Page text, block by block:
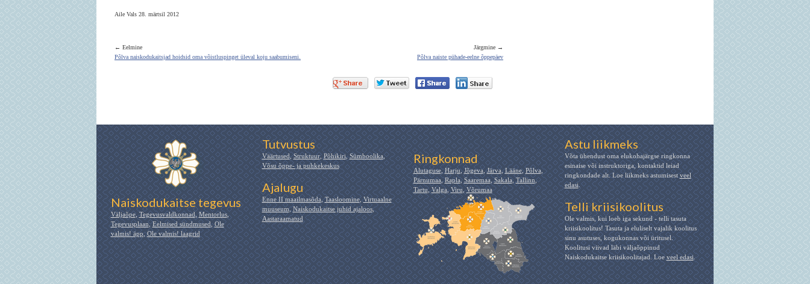
Aile Vals 28. märtsil 2012
← Eelmine
Põlva naiskodukaitsjad hoidsid oma võistluspinget üleval koju saabumiseni.
Järgmine →
Põlva naiste pühade-eelne õppepäev
Naiskodukaitse tegevus
Väljaõpe,Tegevusvaldkonnad, Mentorlus,
Tegevusplaan,Eelmised sündmused,Ole
valmis! äpp,Ole valmis! laagrid
Tutvustus
Väärtused,Struktuur,Põhikiri,Sümboolika,
Võsu õppe- ja puhkekeskus
Ajalugu
Enne II maailmasõda,Taasloomine,Virtuaalne
muuseum,Naiskodukaitse juhid ajaloos,
Aastaraamatud
Ringkonnad
Alutaguse,Harju,Jõgeva,Järva,Lääne,Põlva,
Pärnumaa,Rapla,Saaremaa,Sakala,Tallinn,
Tartu,Valga,Viru,Võrumaa
Astu liikmeks
Võta ühendust oma elukohajärgse ringkonna
esinaise või instruktoriga, kontaktid leiad
ringkondade alt. Loe liikmeks astumisestveel
edasi.
Telli kriisikoolitus
Ole valmis, kui loeb iga sekund - telli tasuta
kriisikoolitus! Tasuta ja eluliselt vajalik koolitus
sinu asutuses, kogukonnas või üritusel.
Koolitusi viivad läbi väljaõppinud
Naiskodukaitse kriisikoolitajad. Loeveel edasi.